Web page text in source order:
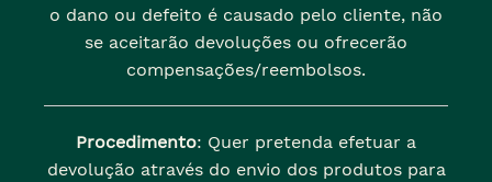
o dano ou defeito é causado pelo cliente, não
se aceitarão devoluções ou ofrecerão
compensações/reembolsos.
Procedimento: Quer pretenda efetuar a
devolução através do envio dos produtos para